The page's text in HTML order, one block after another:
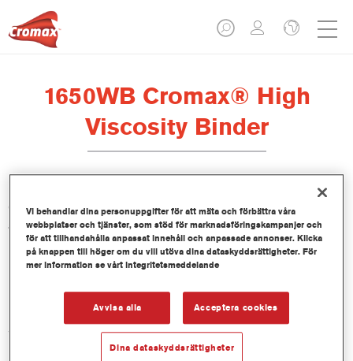
1650WB Cromax® High
Viscosity Binder
Cromax High Viscosity Binder 1650WB är framtagen för att
användas tillsammans med Cromax Basecoat.
Produktfunktioner
Product Variant
3.5LT
Vi behandlar dina personuppgifter för att mäta och förbättra våra
webbplatser och tjänster, som stöd för marknadsföringskampanjer och
för att tillhandahålla anpassat innehåll och anpassade annonser. Klicka
på knappen till höger om du vill utöva dina dataskyddsrättigheter. För
mer information se vårt integritetsmeddelande
Avvisa alla Acceptera cookies
Dina dataskyddsrättigheter